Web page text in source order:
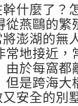
什麼了？
從燕鷗的
澎湖的無
常地接近
由於每窩
但是跨海
又安全的